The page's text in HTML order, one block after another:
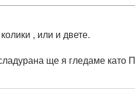
, или и двете.
ще я гледаме като